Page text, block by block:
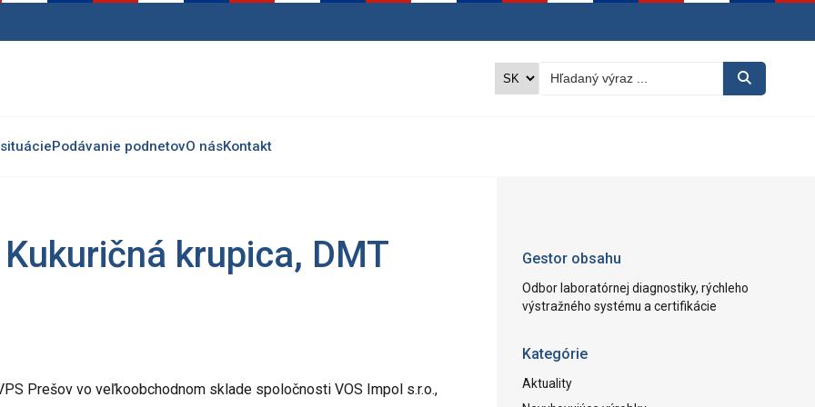
Podávanie podnetovO násKontakt
krupica, DMT
Prešov vo veľkoobchodnom sklade spoločnosti VOS Impol s.r.o.,
Gestor obsahu
Odbor laboratórnej diagnostiky, rýchleho
výstražného systému a certifikácie
Kategórie
Aktuality